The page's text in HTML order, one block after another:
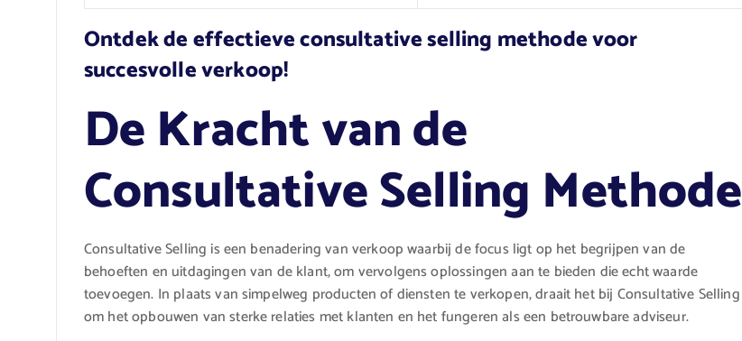
Ontdek de effectieve consultative selling methode voor
succesvolle verkoop!
De Kracht van de
Consultative Selling Methode
Consultative Selling is een benadering van verkoop waarbij de focus ligt op het begrijpen van de
behoeften en uitdagingen van de klant, om vervolgens oplossingen aan te bieden die echt waarde
toevoegen. In plaats van simpelweg producten of diensten te verkopen, draait het bij Consultative Selling
om het opbouwen van sterke relaties met klanten en het fungeren als een betrouwbare adviseur.